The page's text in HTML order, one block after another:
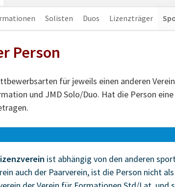
überspringen
Solisten Duos Lizenzträger
Person
für jeweils einen anderen
und JMD Solo/Duo. Hat die Person
ist abhängig von den anderen
auch der Paarverein, ist die Person nicht